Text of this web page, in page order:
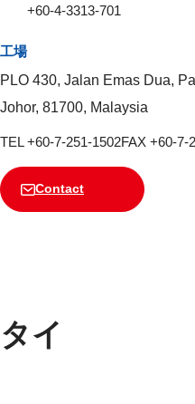
+60-4-3313-701
工場
PLO 430, Jalan Emas Dua,
Johor, 81700, Malaysia
TEL +60-7-251-1502FAX +60-7-
Contact
タイ